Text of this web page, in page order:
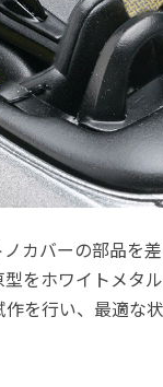
カバーの部品を
をホワイトメタ
を行い、最適な